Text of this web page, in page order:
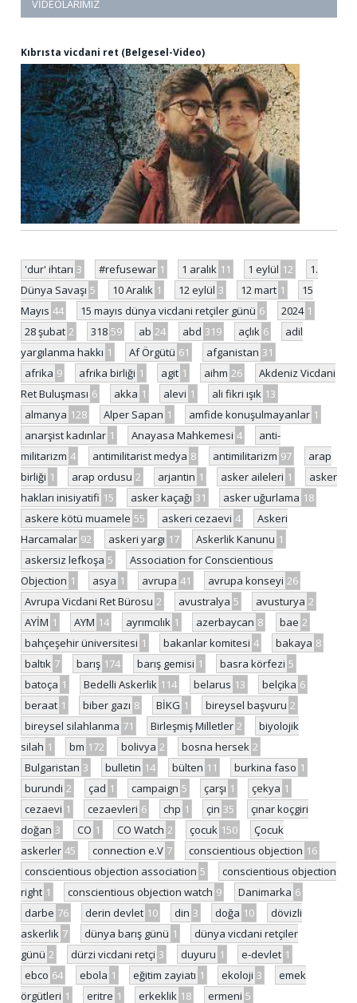
VIDEOLARIMIZ
Kıbrısta vicdani ret (Belgesel-Video)
'dur' ihtarı 3 #refusewar 1 1 aralık 11 1 eylül 12
1.
Dünya Savaşı 5 10 Aralık 1 12 eylül 3 12 mart 1
15
Mayıs 44 15 mayıs dünya vicdani retçiler günü 6 2024 1
28 şubat 2 318 59 ab 24 abd 319 açlık 6
adil
yargılanma hakkı 1 Af Örgütü 61 afganistan 31
afrika 9 afrika birliği 1 agit 1 aihm 26
Akdeniz Vicdani
Ret Buluşması 6 akka 1 alevi 1 ali fikri ışık 13
almanya 128 Alper Sapan 1 amfide konuşulmayanlar 1
anarşist kadınlar 1 Anayasa Mahkemesi 4
anti-
militarizm 4 antimilitarist medya 8 antimilitarizm 97
arap
birliği 1 arap ordusu 2 arjantin 1 asker aileleri 1
asker
hakları inisiyatifi 15 asker kaçağı 31 asker uğurlama 18
askere kötü muamele 55 askeri cezaevi 4
Askeri
Harcamalar 92 askeri yargı 17 Askerlik Kanunu 1
askersiz lefkoşa 5
Association for Conscientious
Objection 1 asya 1 avrupa 41 avrupa konseyi 26
Avrupa Vicdani Ret Bürosu 2 avustralya 5 avusturya 2
AYİM 1 AYM 14 ayrımcılık 1 azerbaycan 8 bae 2
bahçeşehir üniversitesi 1 bakanlar komitesi 4 bakaya 8
baltık 7 barış 174 barış gemisi 1 basra körfezi 5
batoça 1 Bedelli Askerlik 114 belarus 13 belçika 6
beraat 1 biber gazı 8 BİKG 1 bireysel başvuru 2
bireysel silahlanma 71 Birleşmiş Milletler 2
biyolojik
silah 1 bm 172 bolivya 2 bosna hersek 2
Bulgaristan 3 bulletin 14 bülten 11 burkina faso 1
burundi 2 çad 1 campaign 5 çarşı 1 çekya 1
cezaevi 1 cezaevleri 6 chp 1 çin 35
çınar koçgiri
doğan 3 CO 1 CO Watch 2 çocuk 150
Çocuk
askerler 45 connection e.V 7 conscientious objection 16
conscientious objection association 5
conscientious objection
right 1 conscientious objection watch 9 Danimarka 6
darbe 76 derin devlet 10 din 3 doğa 10
dövizli
askerlik 7 dünya barış günü 1
dünya vicdani retçiler
günü 2 dürzi vicdani retçi 3 duyuru 1 e-devlet 1
ebco 64 ebola 1 eğitim zayiatı 1 ekoloji 3
emek
örgütleri 1 eritre 1 erkeklik 18 ermeni 5